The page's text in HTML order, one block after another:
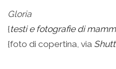
Gloria
{testi e fotografie di
{foto di copertina, via